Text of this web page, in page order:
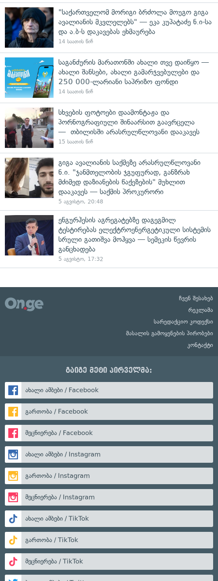
"საქართველომ მორიგი ბრძოლა მოუგო გიგა
ავალიანის მკვლელებს" — ეკა კუპატაძე ნ.ი-სა
და ა.ბ-ს დაკავებას ეხმაურება
14 საათის წინ
საგანძურის მარათონში ახალი თვე დაიწყო —
ახალი შანსები, ახალი გამარჯვებულები და
250 000-ლარიანი საპრიზო ფონდი
14 საათის წინ
სხვების ფოტოები დაამონტაჟა და
პორნოგრაფიული შინაარსით გაავრცელა
— თბილისში არასრულწლოვანი დააკავეს
15 საათის წინ
გიგა ავალიანის საქმეზე არასრულწლოვანი
ნ.ი. "ჯანმთელობის ჯგუფურად, განზრახ
მძიმედ დაზიანების წაქეზების" მუხლით
დააკავეს — საქმის პროკურორი
5 აგვისტო, 20:48
ენგურჰესის აგრეგატებზე დაგეგმილ
ტესტირებას ელექტროენერგეტიკული სისტემის
სრული გათიშვა მოჰყვა — სემეკის წევრის
განცხადება
5 აგვისტო, 17:32
ჩვენ შესახებ
რეკლამა
სარედაქციო კოდექსი
მასალის გამოყენების პირობები
კონტაქტი
გაიგე მეტი პირველმა:
ახალი ამბები / Facebook
გართობა / Facebook
მეცნიერება / Facebook
ახალი ამბები / Instagram
გართობა / Instagram
მეცნიერება / Instagram
ახალი ამბები / TikTok
გართობა / TikTok
მეცნიერება / TikTok